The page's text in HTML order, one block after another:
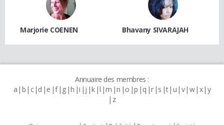
Marjorie COENEN Bhavany SIVARAJAH
Annuaire des membres :
a b c d e f g h i j k l m n o p q r s t u v w x y
z